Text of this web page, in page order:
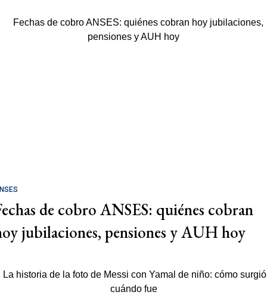
de cobro ANSES: quiénes cobran
jubilaciones, pensiones y AUH hoy